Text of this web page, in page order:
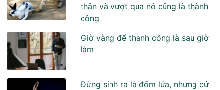
thân và vượt qua nó cũng là thành
công
Giờ vàng để thành công là sau giờ
làm
Đừng sinh ra là đốm lửa, nhưng cứ